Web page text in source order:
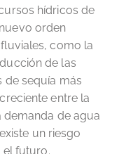
hídricos de
orden
como la
de las
de sequía más
entre la
de agua
un riesgo
el futuro.